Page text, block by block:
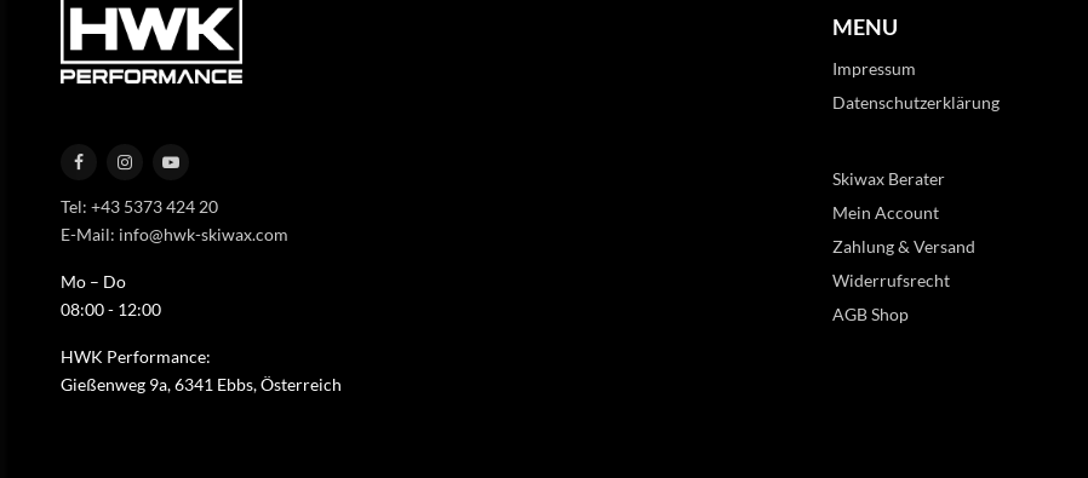
Tel: +43 5373 424 20
E-Mail: info@hwk-skiwax.com
Mo – Do
08:00 - 12:00
HWK Performance:
Gießenweg 9a, 6341 Ebbs, Österreich
MENU
Impressum
Datenschutzerklärung
Skiwax Berater
Mein Account
Zahlung & Versand
Widerrufsrecht
AGB Shop